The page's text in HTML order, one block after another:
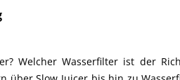
Welcher Wasserfilter ist der